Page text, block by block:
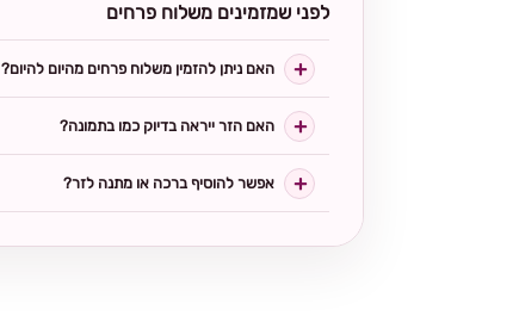
לפני שמזמינים משלוח פרחים
האם ניתן להזמין משלוח פרחים מהיום להיום?
האם הזר ייראה בדיוק כמו בתמונה?
אפשר להוסיף ברכה או מתנה לזר?